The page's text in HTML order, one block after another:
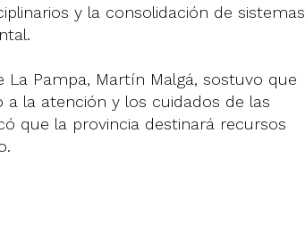
y la consolidación de sistemas
La Pampa, Martín Malgá, sostuvo que
la atención y los cuidados de las
que la provincia destinará recursos